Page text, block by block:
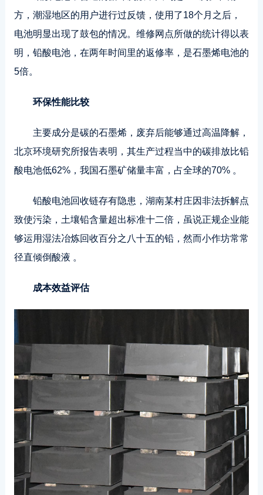
方，潮湿地区的用户进行过反馈，使用了18个月之后，
电池明显出现了鼓包的情况。维修网点所做的统计得以表
明，铅酸电池，在两年时间里的返修率，是石墨烯电池的
5倍。
环保性能比较
主要成分是碳的石墨烯，废弃后能够通过高温降解，
北京环境研究所报告表明，其生产过程当中的碳排放比铅
酸电池低62%，我国石墨矿储量丰富，占全球的70% 。
铅酸电池回收链存有隐患，湖南某村庄因非法拆解点
致使污染，土壤铅含量超出标准十二倍，虽说正规企业能
够运用湿法冶炼回收百分之八十五的铅，然而小作坊常常
径直倾倒酸液 。
成本效益评估